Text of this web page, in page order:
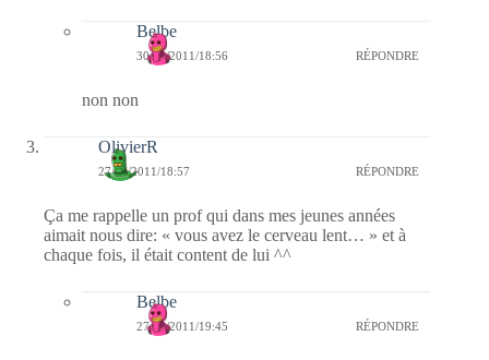
Belbe
30/10/2011/18:56 RÉPONDRE
non non
OlivierR
27/10/2011/18:57 RÉPONDRE
Ça me rappelle un prof qui dans mes jeunes années
aimait nous dire: « vous avez le cerveau lent… » et à
chaque fois, il était content de lui ^^
Belbe
27/10/2011/19:45 RÉPONDRE